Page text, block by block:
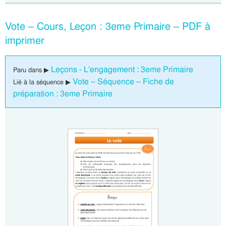
Vote – Cours, Leçon : 3eme Primaire – PDF à
imprimer
Paru dans ▶ Leçons - L'engagement : 3eme Primaire
Lié à la séquence ▶ Vote – Séquence – Fiche de
préparation : 3eme Primaire